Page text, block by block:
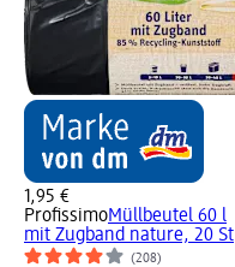
1,95 €
ProfissimoMüllbeutel 60 l
mit Zugband nature, 20 St
(208)